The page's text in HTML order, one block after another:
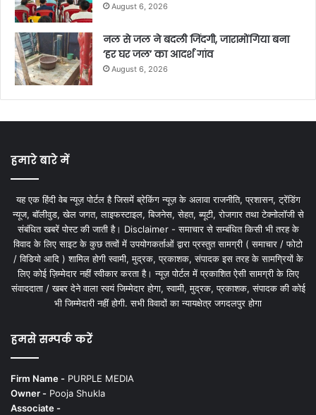
August 6, 2026
नल से जल ने बदली जिंदगी, जारामोंगिया बना
‘हर घर जल’ का आदर्श गांव
August 6, 2026
हमारे बारे में
यह एक हिंदी वेब न्यूज़ पोर्टल है जिसमें ब्रेकिंग न्यूज़ के अलावा राजनीति, प्रशासन, ट्रेंडिंग
न्यूज, बॉलीवुड, खेल जगत, लाइफस्टाइल, बिजनेस, सेहत, ब्यूटी, रोजगार तथा टेक्नोलॉजी से
संबंधित खबरें पोस्ट की जाती है। Disclaimer - समाचार से सम्बंधित किसी भी तरह के
विवाद के लिए साइट के कुछ तत्वों में उपयोगकर्ताओं द्वारा प्रस्तुत सामग्री ( समाचार / फोटो
/ विडियो आदि ) शामिल होगी स्वामी, मुद्रक, प्रकाशक, संपादक इस तरह के सामग्रियों के
लिए कोई ज़िम्मेदार नहीं स्वीकार करता है। न्यूज़ पोर्टल में प्रकाशित ऐसी सामग्री के लिए
संवाददाता / खबर देने वाला स्वयं जिम्मेदार होगा, स्वामी, मुद्रक, प्रकाशक, संपादक की कोई
भी जिम्मेदारी नहीं होगी. सभी विवादों का न्यायक्षेत्र जगदलपुर होगा
हमसे सम्पर्क करें
Firm Name - PURPLE MEDIA
Owner - Pooja Shukla
Associate -